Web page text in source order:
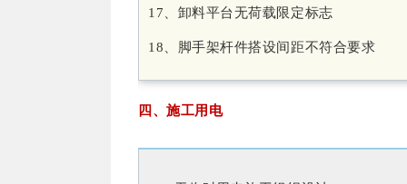
17、卸料平台无荷载限定标志
18、脚手架杆件搭设间距不符合要求
四、施工用电